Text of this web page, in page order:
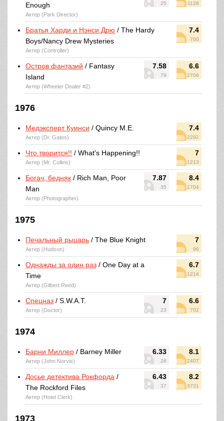
25 1128
Enough
Актер (Park Director)
7.4
700
Братья Харди и Нэнси Дрю / The Hardy
Boys/Nancy Drew Mysteries
Актер (Controller)
7.58
79
6.6
2706
Остров фантазий / Fantasy
Island
Актер (Wheeler Dealer #2)
1976
7.4
2292
Медэксперт Куинси / Quincy M.E.
Актер (Dr. Gates)
7
1213
Что творится!! / What's Happening!!
Актер (Mr. Collins)
7.87
35
8.4
1704
Богач, бедняк / Rich Man, Poor
Man
Актер (Photographer)
1975
7
96
Печальный рыцарь / The Blue Knight
Актер (Hudson)
6.7
1214
Однажды за один раз / One Day at a
Time
Актер (Gilbert Reed)
7
23
6.6
702
Спецназ / S.W.A.T.
Актер (Doctor)
1974
6.33
28
8.1
2407
Барни Миллер / Barney Miller
Актер (John Norvis)
6.43
37
8.2
3731
Досье детектива Рокфорда /
The Rockford Files
Актер (Hotel Clerk)
1973